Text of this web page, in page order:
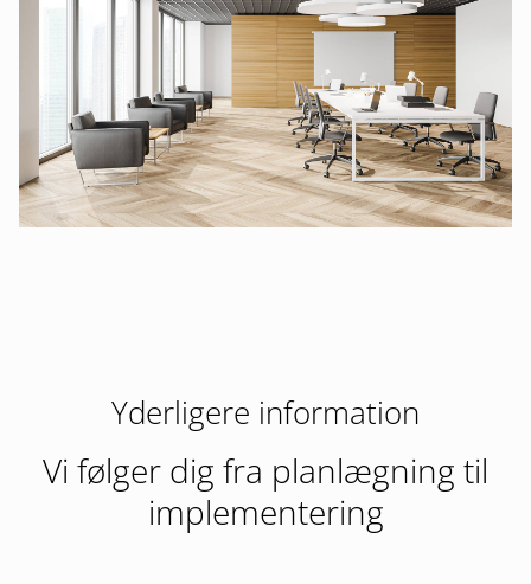
Yderligere information
Vi følger dig fra planlægning til
implementering